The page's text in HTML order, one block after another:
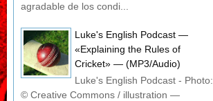
agradable de los condi...
Luke's English Podcast —
«Explaining the Rules of
Cricket» — (MP3/Audio)
Luke's English Podcast - Photo:
© Creative Commons / illustration —